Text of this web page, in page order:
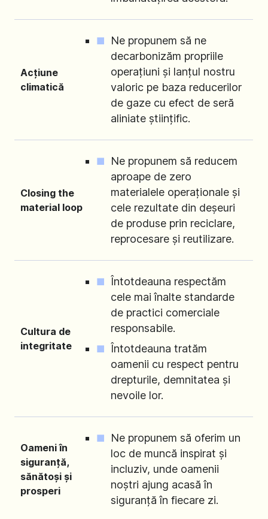
Acțiune
climatică
Ne propunem să ne
decarbonizăm propriile
operațiuni și lanțul nostru
valoric pe baza reducerilor
de gaze cu efect de seră
aliniate științific.
Closing the
material loop
Ne propunem să reducem
aproape de zero
materialele operaționale și
cele rezultate din deșeuri
de produse prin reciclare,
reprocesare și reutilizare.
Cultura de
integritate
Întotdeauna respectăm
cele mai înalte standarde
de practici comerciale
responsabile.
Întotdeauna tratăm
oamenii cu respect pentru
drepturile, demnitatea și
nevoile lor.
Oameni în
siguranță,
sănătoși și
prosperi
Ne propunem să oferim un
loc de muncă inspirat și
incluziv, unde oamenii
noștri ajung acasă în
siguranță în fiecare zi.